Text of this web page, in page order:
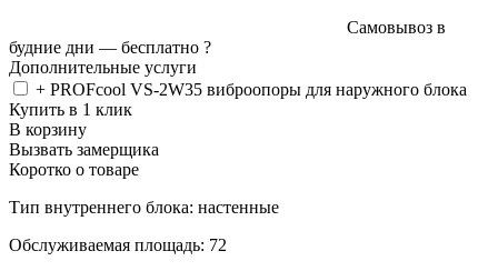
Самовывоз в
будние дни — бесплатно ?
Дополнительные услуги
+ PROFcool VS-2W35 виброопоры для наружного блока
Купить в 1 клик
В корзину
Вызвать замерщика
Коротко о товаре
Тип внутреннего блока: настенные
Обслуживаемая площадь: 72